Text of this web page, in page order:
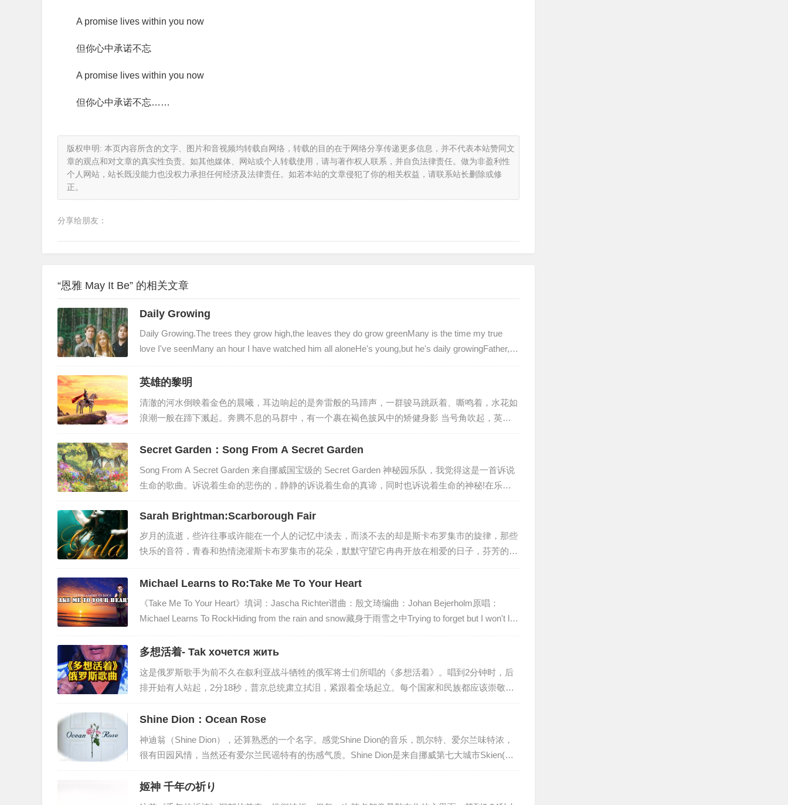
A promise lives within you now
但你心中承诺不忘
A promise lives within you now
但你心中承诺不忘……
版权申明: 本页内容所含的文字、图片和音视频均转载自网络，转载的目的在于网络分享传递更多信息，并不代表本站赞同文
章的观点和对文章的真实性负责。如其他媒体、网站或个人转载使用，请与著作权人联系，并自负法律责任。做为非盈利性
个人网站，站长既没能力也没权力承担任何经济及法律责任。如若本站的文章侵犯了你的相关权益，请联系站长删除或修
正。
分享给朋友：
“恩雅 May It Be” 的相关文章
Daily Growing
Daily Growing.The trees they grow high,the leaves they do grow greenMany is the time my true
love I've seenMany an hour I have watched him all aloneHe's young,but he's daily growingFather,
dear father,you've done me great wrongYou hav…
英雄的黎明
清澈的河水倒映着金色的晨曦，耳边响起的是奔雷般的马蹄声，一群骏马跳跃着、嘶鸣着，水花如
浪潮一般在蹄下溅起。奔腾不息的马群中，有一个裹在褐色披风中的矫健身影 当号角吹起，英雄
不再沉默！难忘战斗时,激昂的动荡气势!当准备逝去的那一刻,眼里流露出的思乡心绪和温柔的儿女
神态:也许军人的宿命就是战死沙场，永不后悔!正所谓风萧萧兮易水寒，壮士一去不复返。整个音
乐一开头并不是圆号，而是古筝，犹如蜻蜓点水，然后才是一段红日初升的圆号气势恢宏。很恢宏
但是并没有吞山河的气势，而是一种将要爆发之前的压抑。脑补这样的一…
Secret Garden：Song From A Secret Garden
Song From A Secret Garden 来自挪威国宝级的 Secret Garden 神秘园乐队，我觉得这是一首诉说
生命的歌曲。诉说着生命的悲伤的，静静的诉说着生命的真谛，同时也诉说着生命的神秘!在乐曲
舒缓旋律中，人性的内心得以舒展，舒缓的节奏将现实时空拓展延长，在岁月的荏苒里，人性心理
的秘密就在自我秘密花园里繁衍生殖。在节拍回旋的瞬间浓缩出抑郁情感的婉约柔美，娇柔而不做
作，伤感而不沉沦，好似阴雨里迎风成长的垂柳，柳枝纤柔而不颓废沮丧。一开始在钢琴的序曲
中，忧伤的把我们带入了一种无尽…
Sarah Brightman:Scarborough Fair
岁月的流逝，些许往事或许能在一个人的记忆中淡去，而淡不去的却是斯卡布罗集市的旋律，那些
快乐的音符，青春和热情浇灌斯卡布罗集市的花朵，默默守望它冉冉开放在相爱的日子，芬芳的誓
言，令人回首。Scarborough Fair（斯卡堡集市，也译作斯卡布罗集市”），是一首旋律优美的经典
英文歌曲，曾作为第40届奥斯卡获奖影片《毕业生》（The Graduate）的插曲，曲调凄美婉转，给
人以心灵深处的触动。《斯卡布罗集市》诉说了一个缠绵凄美的爱情故事：一个参军的男青年远离
Michael Learns to Ro:Take Me To Your Heart
《Take Me To Your Heart》填词：Jascha Richter谱曲：殷文琦编曲：Johan Bejerholm原唱：
Michael Learns To RockHiding from the rain and snow藏身于雨雪之中Trying to forget but I won't let
go努力忘记,但我怎能就这样离去Looking at a crowded street看着熙熙攘攘的街道Listening to my
own heart beat却只能听见自…
多想活着- Tak xoчется жить
这是俄罗斯歌手为前不久在叙利亚战斗牺牲的俄军将士们所唱的《多想活着》。唱到2分钟时，后
排开始有人站起，2分18秒，普京总统肃立拭泪，紧跟着全场起立。每个国家和民族都应该崇敬英
雄，而不是什么明星、大款。唯有如此，一个民族才有希望和前途。如泣如诉的乐曲，哀思，伤感
歌曲大意：你知道吗 多想活着去观赏火红日出活着 正是为了去爱与你相伴的所有人你知道吗 多想
活着黎明时分 与你一同醒来调煮咖啡世人尚在甜睡你知道吗 多想活着不必见报宣扬要全拿出分享
活着 是让孩子永不忘你知道吗 多想活着在你牺牲的一刹那站起向大…
Shine Dion：Ocean Rose
神迪翁（Shine Dion），还算熟悉的一个名字。感觉Shine Dion的音乐，凯尔特、爱尔兰味特浓，
很有田园风情，当然还有爱尔兰民谣特有的伤感气质。Shine Dion是来自挪威第七大城市Skien(斯
基恩)的二重唱组合，他们的音乐被认为是挪威和爱尔兰民谣的结合体，在音乐中经常使用很多乐
器：小提琴、风笛、萨克斯、曼陀林(类似中国的琵琶)、三角铁、美乐特朗(一电子琴) 、木吉他。
《Ocean Rose》的忧郁气质令人无法抗拒。一个飘忽的身影，行走在爱尔兰的高地。戴上耳机，
姬神 千年の祈り